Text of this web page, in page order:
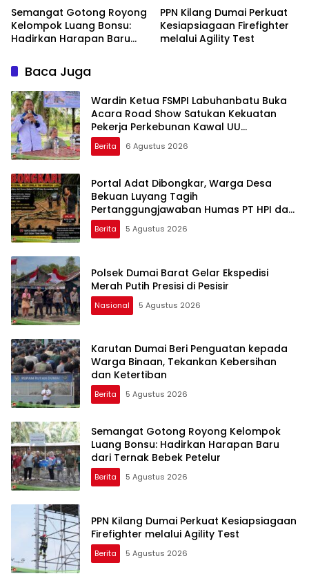
Semangat Gotong Royong
Kelompok Luang Bonsu:
Hadirkan Harapan Baru
PPN Kilang Dumai Perkuat
Kesiapsiagaan Firefighter
melalui Agility Test
Baca Juga
Wardin Ketua FSMPI Labuhanbatu Buka
Acara Road Show Satukan Kekuatan
Pekerja Perkebunan Kawal UU
Ketenagakerjaan Baru
Berita 6 Agustus 2026
Portal Adat Dibongkar, Warga Desa
Bekuan Luyang Tagih
Pertanggungjawaban Humas PT HPI dan
Kepala Desa yang Diduga Terlibat
Berita 5 Agustus 2026
Polsek Dumai Barat Gelar Ekspedisi
Merah Putih Presisi di Pesisir
Nasional 5 Agustus 2026
Karutan Dumai Beri Penguatan kepada
Warga Binaan, Tekankan Kebersihan
dan Ketertiban
Berita 5 Agustus 2026
Semangat Gotong Royong Kelompok
Luang Bonsu: Hadirkan Harapan Baru
dari Ternak Bebek Petelur
Berita 5 Agustus 2026
PPN Kilang Dumai Perkuat Kesiapsiagaan
Firefighter melalui Agility Test
Berita 5 Agustus 2026